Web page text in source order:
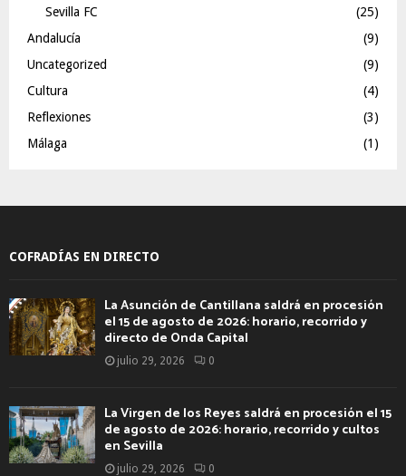
Sevilla FC
(25)
Andalucía
(9)
Uncategorized
(9)
Cultura
(4)
Reflexiones
(3)
Málaga
(1)
COFRADÍAS EN DIRECTO
La Asunción de Cantillana saldrá en procesión
el 15 de agosto de 2026: horario, recorrido y
directo de Onda Capital
julio 29, 2026 0
La Virgen de los Reyes saldrá en procesión el 15
de agosto de 2026: horario, recorrido y cultos
en Sevilla
julio 29, 2026 0